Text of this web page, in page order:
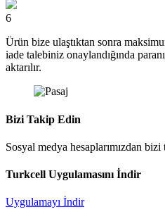
6
Ürün bize ulaştıktan sonra
iade talebiniz onaylandığında
aktarılır.
Bizi Takip Edin
Sosyal medya hesaplarımızdan bizi
Turkcell Uygulamasını İndir
Uygulamayı İndir